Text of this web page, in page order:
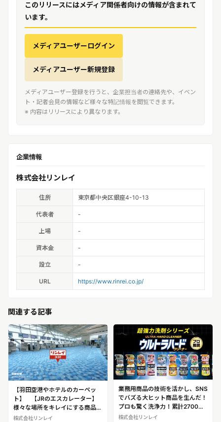
このリリースにはメディア関係者向けの情報が含まれて
います。
メディアユーザーログイン
メディアユーザー新規登録
メディアユーザー登録を行うと、企業担当者の連絡先や、イベン
ト・記者会見の情報など様々な特記情報を閲覧できます。
※ 内容はリリースにより異なります。
企業情報
株式会社リンレイ
住所 東京都中央区銀座4-10-13
代表者 -
上場 -
資本金 -
設立 -
URL https://www.rinrei.co.jp/
関連する記事
【羽田空港やホテルのカーペッ
ト】 【JRのエスカレーター】
様々な場所をキレイにする商品を
開発する縁の下の力持ち企業 創
株式会社リンレイ
業務用商品の技術を活かし、SNS
でバズる大ヒット商品を生んだ！
プロも驚く洗浄力！累計2700万
個売上の超人気洗剤を開発 創業
株式会社リンレイ